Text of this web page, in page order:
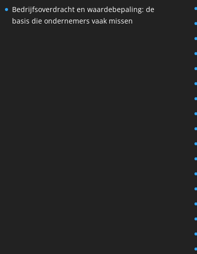
Bedrijfsoverdracht en waardebepaling: de
basis die ondernemers vaak missen